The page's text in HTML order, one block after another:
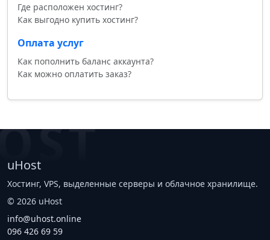
Где расположен хостинг?
Как выгодно купить хостинг?
Оплата услуг
Как пополнить баланс аккаунта?
Как можно оплатить заказ?
uHost
Хостинг, VPS, выделенные серверы и облачное хранилище.
© 2026 uHost
info@uhost.online
096 426 69 59